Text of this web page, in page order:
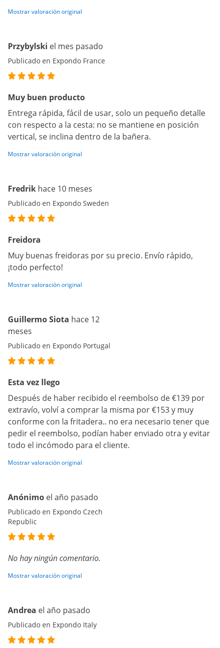
Mostrar valoración original
Przybylski el mes pasado
Publicado en Expondo France
Muy buen producto
Entrega rápida, fácil de usar, solo un pequeño detalle
con respecto a la cesta: no se mantiene en posición
vertical, se inclina dentro de la bañera.
Mostrar valoración original
Fredrik hace 10 meses
Publicado en Expondo Sweden
Freidora
Muy buenas freidoras por su precio. Envío rápido,
¡todo perfecto!
Mostrar valoración original
Guillermo Siota hace 12
meses
Publicado en Expondo Portugal
Esta vez llego
Después de haber recibido el reembolso de €139 por
extravío, volví a comprar la misma por €153 y muy
conforme con la fritadera.. no era necesario tener que
pedir el reembolso, podían haber enviado otra y evitar
todo el incómodo para el cliente.
Mostrar valoración original
Anónimo el año pasado
Publicado en Expondo Czech
Republic
No hay ningún comentario.
Mostrar valoración original
Andrea el año pasado
Publicado en Expondo Italy